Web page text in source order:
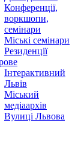
Конференції,
воркшопи,
семінари
Міські семінари
Резиденції
Інтерактивний
Львів
Міський
медіаархів
Вулиці Львова